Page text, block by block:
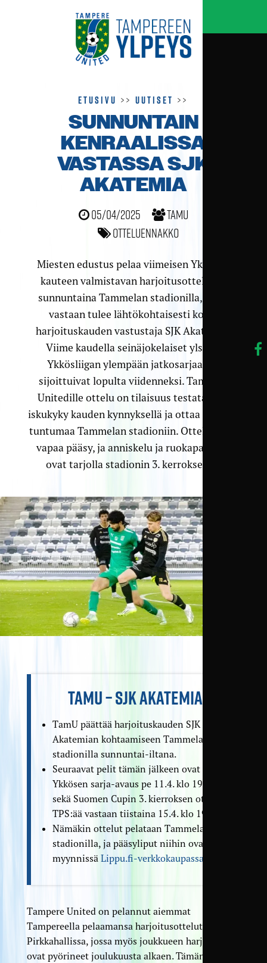
Etusivu >>Uutiset >>
SUNNUNTAIN
KENRAALISSA
VASTASSA SJK
AKATEMIA
05/04/2025
TamU
Otteluennakko
Miesten edustus pelaa viimeisen Ykkösen
kauteen valmistavan harjoitus­ottelunsa
sunnuntaina Tammelan stadionilla, jossa
vastaan tulee lähtö­kohtaisesti kovin
harjoitus­kauden vastustaja SJK Akatemia.
Viime kaudella seinäjokelaiset ylsivät
Ykkösliigan ylempään jatkosarjaan ja
sijoittuivat lopulta viidenneksi. Tampere
Unitedille ottelu on tilaisuus testata oma
iskukyky kauden kynnyksellä ja ottaa samalla
tuntumaa Tammelan stadioniin. Otteluun on
vapaa pääsy, ja anniskelu ja ruokapalvelut
ovat tarjolla stadionin 3. kerroksessa.
TAMU – SJK AKATEMIA
TamU päättää harjoituskauden SJK
Akatemian kohtaamiseen Tammelan
stadionilla sunnuntai-iltana.
Seuraavat pelit tämän jälkeen ovat
Ykkösen sarja-avaus pe 11.4. klo 19.00
sekä Suomen Cupin 3. kierroksen ottelu
TPS:ää vastaan tiistaina 15.4. klo 19.00.
Nämäkin ottelut pelataan Tammelan
stadionilla, ja pääsyliput niihin ovat
myynnissä Lippu.fi-verkkokaupassa
Tampere United on pelannut aiemmat
Tampereella pelaamansa harjoitusottelut
Pirkkahallissa, jossa myös joukkueen harjoitukset
ovat pyörineet joulukuusta alkaen. Tämän viikon